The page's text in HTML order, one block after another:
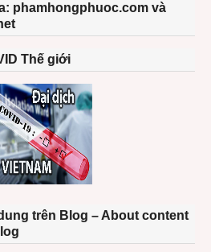
phamhongphuoc.com và
Thế giới
trên Blog – About content